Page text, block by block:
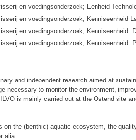
en voedingsonderzoek; Eenheid
en voedingsonderzoek; Kenniseenheid
en voedingsonderzoek; Kenniseenheid:
en voedingsonderzoek; Kenniseenheid:
and independent research aimed at
necessary to monitor the environment,
is mainly carried out at the Ostend site
the (benthic) aquatic ecosystem, the
alia: